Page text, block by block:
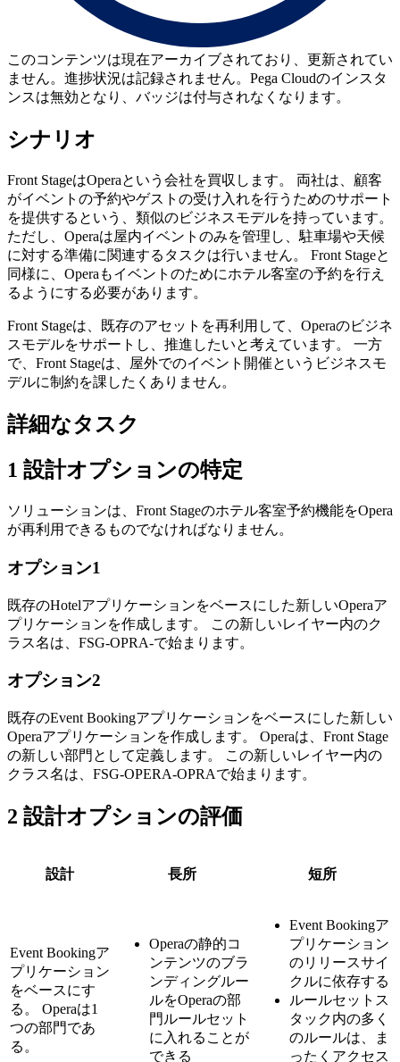
このコンテンツは現在アーカイブされており、更新されてい
ません。進捗状況は記録されません。Pega Cloudのインスタ
ンスは無効となり、バッジは付与されなくなります。
シナリオ
Front StageはOperaという会社を買収します。 両社は、顧客
がイベントの予約やゲストの受け入れを行うためのサポート
を提供するという、類似のビジネスモデルを持っています。
ただし、Operaは屋内イベントのみを管理し、駐車場や天候
に対する準備に関連するタスクは行いません。 Front Stageと
同様に、Operaもイベントのためにホテル客室の予約を行え
るようにする必要があります。
Front Stageは、既存のアセットを再利用して、Operaのビジネ
スモデルをサポートし、推進したいと考えています。 一方
で、Front Stageは、屋外でのイベント開催というビジネスモ
デルに制約を課したくありません。
詳細なタスク
1 設計オプションの特定
ソリューションは、Front Stageのホテル客室予約機能をOpera
が再利用できるものでなければなりません。
オプション1
既存のHotelアプリケーションをベースにした新しいOperaア
プリケーションを作成します。 この新しいレイヤー内のク
ラス名は、 FSG-OPRA-で始まります。
オプション2
既存のEvent Bookingアプリケーションをベースにした新しい
Operaアプリケーションを作成します。 Operaは、Front Stage
の新しい部門として定義します。 この新しいレイヤー内の
クラス名は、 FSG-OPERA-OPRAで始まります。
2 設計オプションの評価
設計 長所 短所
Event Bookingア
プリケーション
をベースにす
る。 Operaは1
つの部門であ
る。
Operaの静的コ
ンテンツのブラ
ンディングルー
ルをOperaの部
門ルールセット
に入れることが
できる
Event Bookingア
プリケーション
のリリースサイ
クルに依存する
ルールセットス
タック内の多く
のルールは、ま
ったくアクセス